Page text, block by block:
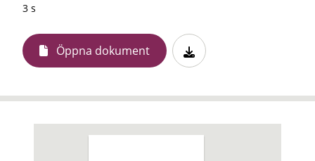
3 s
Öppna dokument